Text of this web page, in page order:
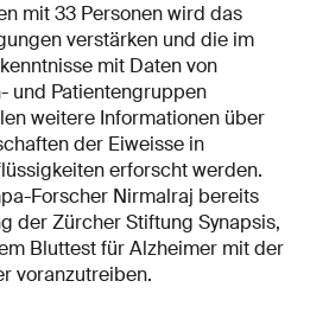
mit 33 Personen wird das
verstärken und die im
mit Daten von
und Patientengruppen
weitere Informationen über
der Eiweisse in
erforscht werden.
Forscher Nirmalraj bereits
der Zürcher Stiftung Synapsis,
Bluttest für Alzheimer mit der
voranzutreiben.